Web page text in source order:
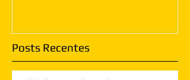
Posts Recentes